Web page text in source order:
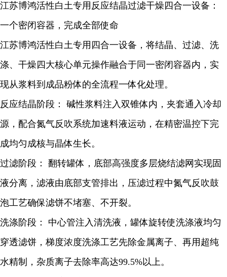
江苏博鸿活性白土专用反应结晶过滤干燥四合一设备：
一个密闭容器，完成全部使命
江苏博鸿活性白土专用四合一设备，将结晶、过滤、洗
涤、干燥四大核心单元操作融合于同一密闭容器内，实
现从浆料到成品粉体的全流程一体化处理。
反应结晶阶段： 碱性浆料注入双锥体内，夹套通入冷却
源，配合氮气反吹系统加速料液运动，在精密温控下完
成均匀成核与晶体生长。
过滤阶段： 翻转罐体，底部高强度多层烧结滤网实现固
液分离，滤液由底部支管排出，压滤过程中氮气反吹鼓
泡工艺确保滤饼不堵塞、不开裂。
洗涤阶段： 中心管注入清洗液，罐体旋转使洗涤液均匀
穿透滤饼，梯度浓度洗涤工艺先除金属离子、再用超纯
水精制，杂质离子去除率高达99.5%以上。